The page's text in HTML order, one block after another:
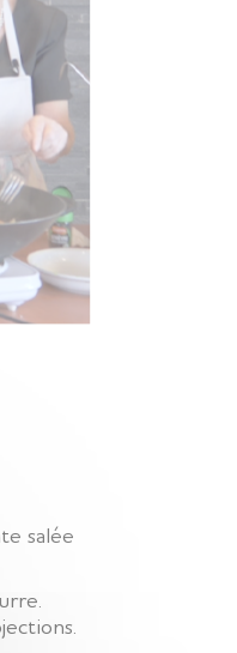
salée